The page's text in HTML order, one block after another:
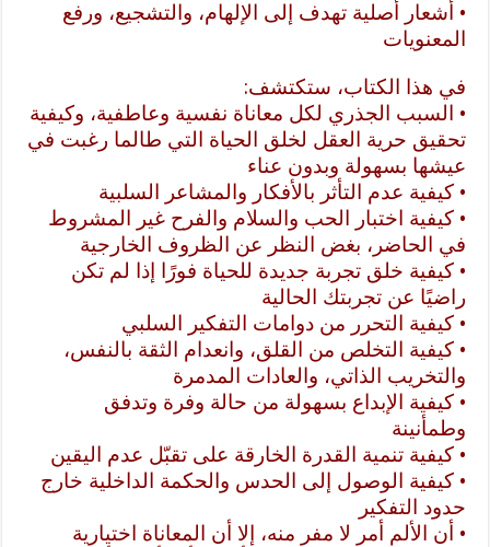
• أشعار أصلية تهدف إلى الإلهام، والتشجيع، ورفع
المعنويات
في هذا الكتاب، ستكتشف:
• السبب الجذري لكل معاناة نفسية وعاطفية، وكيفية
تحقيق حرية العقل لخلق الحياة التي طالما رغبت في
عيشها بسهولة وبدون عناء
• كيفية عدم التأثر بالأفكار والمشاعر السلبية
• كيفية اختبار الحب والسلام والفرح غير المشروط
في الحاضر، بغض النظر عن الظروف الخارجية
• كيفية خلق تجربة جديدة للحياة فورًا إذا لم تكن
راضيًا عن تجربتك الحالية
• كيفية التحرر من دوامات التفكير السلبي
• كيفية التخلص من القلق، وانعدام الثقة بالنفس،
والتخريب الذاتي، والعادات المدمرة
• كيفية الإبداع بسهولة من حالة وفرة وتدفق
وطمأنينة
• كيفية تنمية القدرة الخارقة على تقبّل عدم اليقين
• كيفية الوصول إلى الحدس والحكمة الداخلية خارج
حدود التفكير
• أن الألم أمر لا مفر منه، إلا أن المعاناة اختيارية